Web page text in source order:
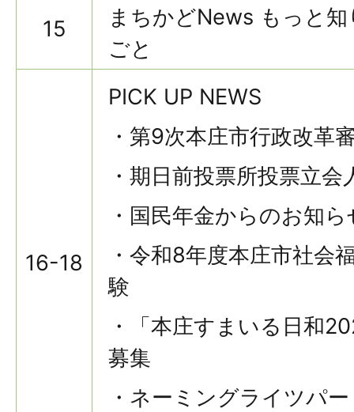
15
まちかどNews もっと
ごと
16-18
PICK UP NEWS
・第9次本庄市行政改革
・期日前投票所投票立会
・国民年金からのお知ら
・令和8年度本庄市社会
験
・「本庄すまいる日和
募集
・ネーミングライツパ